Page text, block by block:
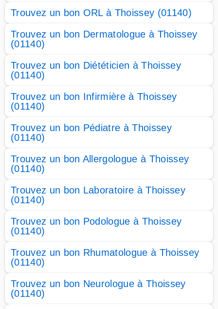
Trouvez un bon ORL à Thoissey (01140)
Trouvez un bon Dermatologue à Thoissey
(01140)
Trouvez un bon Diététicien à Thoissey
(01140)
Trouvez un bon Infirmière à Thoissey
(01140)
Trouvez un bon Pédiatre à Thoissey
(01140)
Trouvez un bon Allergologue à Thoissey
(01140)
Trouvez un bon Laboratoire à Thoissey
(01140)
Trouvez un bon Podologue à Thoissey
(01140)
Trouvez un bon Rhumatologue à Thoissey
(01140)
Trouvez un bon Neurologue à Thoissey
(01140)